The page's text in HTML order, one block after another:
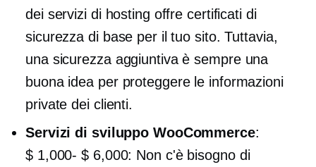
dei servizi di hosting offre certificati di
sicurezza di base per il tuo sito. Tuttavia,
una sicurezza aggiuntiva è sempre una
buona idea per proteggere le informazioni
private dei clienti.
Servizi di sviluppo WooCommerce:
$ 1,000- $ 6,000: Non c'è bisogno di